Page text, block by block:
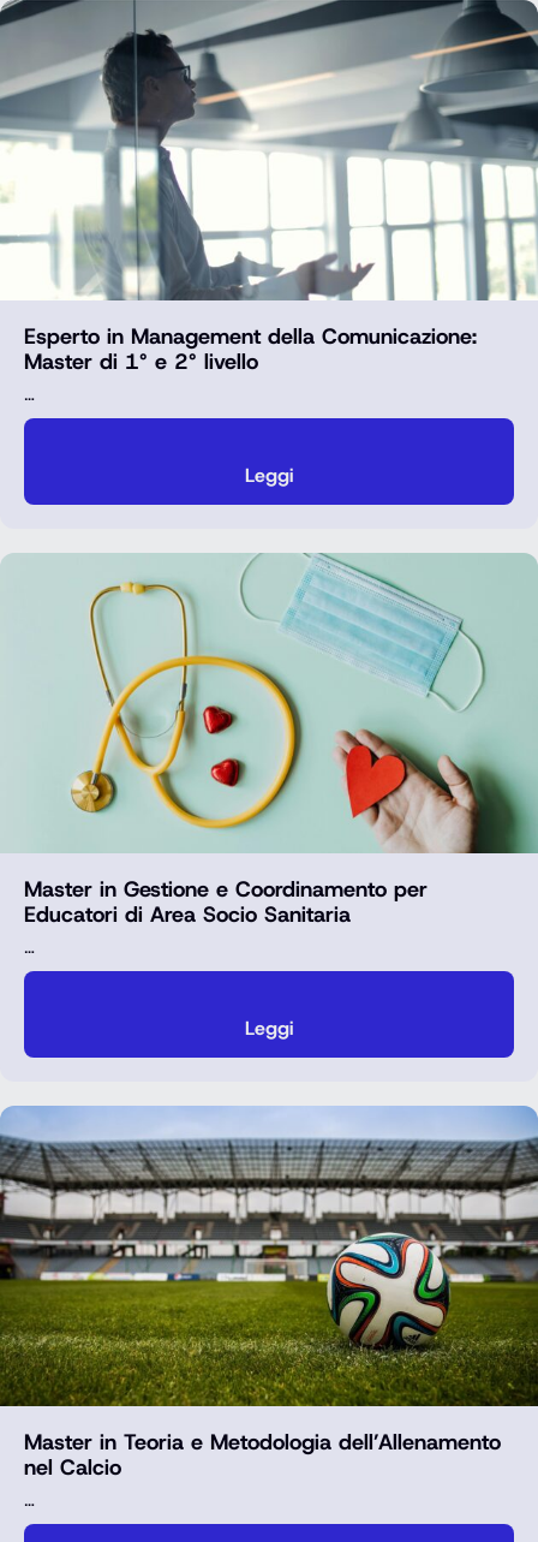
Esperto in Management della Comunicazione:
Master di 1° e 2° livello
…
Leggi
Master in Gestione e Coordinamento per
Educatori di Area Socio Sanitaria
…
Leggi
Master in Teoria e Metodologia dell’Allenamento
nel Calcio
…